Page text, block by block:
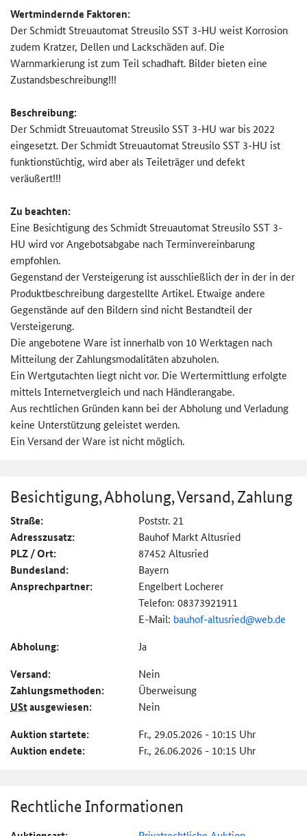
Wertmindernde Faktoren:
Der Schmidt Streuautomat Streusilo SST 3-HU weist Korrosion
zudem Kratzer, Dellen und Lackschäden auf. Die
Warnmarkierung ist zum Teil schadhaft. Bilder bieten eine
Zustandsbeschreibung!!!
Beschreibung:
Der Schmidt Streuautomat Streusilo SST 3-HU war bis 2022
eingesetzt. Der Schmidt Streuautomat Streusilo SST 3-HU ist
funktionstüchtig, wird aber als Teileträger und defekt
veräußert!!!
Zu beachten:
Eine Besichtigung des Schmidt Streuautomat Streusilo SST 3-
HU wird vor Angebotsabgabe nach Terminvereinbarung
empfohlen.
Gegenstand der Versteigerung ist ausschließlich der in der in der
Produktbeschreibung dargestellte Artikel. Etwaige andere
Gegenstände auf den Bildern sind nicht Bestandteil der
Versteigerung.
Die angebotene Ware ist innerhalb von 10 Werktagen nach
Mitteilung der Zahlungsmodalitäten abzuholen.
Ein Wertgutachten liegt nicht vor. Die Wertermittlung erfolgte
mittels Internetvergleich und nach Händlerangabe.
Aus rechtlichen Gründen kann bei der Abholung und Verladung
keine Unterstützung geleistet werden.
Ein Versand der Ware ist nicht möglich.
Besichtigung, Abholung, Versand, Zahlung
Straße: Poststr. 21
Adresszusatz: Bauhof Markt Altusried
PLZ / Ort: 87452 Altusried
Bundesland: Bayern
Ansprechpartner:
Engelbert Locherer
Telefon: 08373921911
E-Mail: bauhof-altusried@web.de
Abholung: Ja
Versand: Nein
Zahlungs­methoden: Überweisung
UStausgewiesen: Nein
Auktion startete: Fr., 29.05.2026 - 10:15 Uhr
Auktion endete: Fr., 26.06.2026 - 10:15 Uhr
Rechtliche Informationen